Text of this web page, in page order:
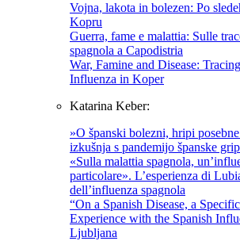
Vojna, lakota in bolezen: Po
Kopru
Guerra, fame e malattia: Sulle
spagnola a Capodistria
War, Famine and Disease:
Influenza in Koper
Katarina Keber:
»O španski bolezni, hripi
izkušnja s pandemijo španske
«Sulla malattia spagnola,
particolare». L’esperienza di
dell’influenza spagnola
“On a Spanish Disease, a
Experience with the Spanish
Ljubljana